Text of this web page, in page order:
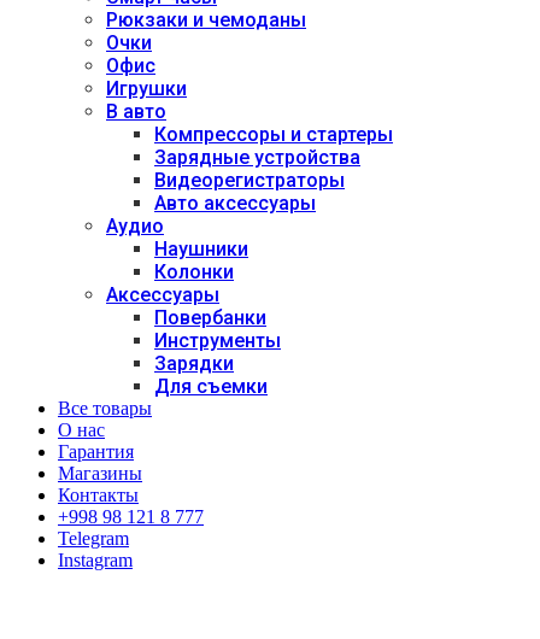
Рюкзаки и чемоданы
Очки
Офис
Игрушки
В авто
Компрессоры и стартеры
Зарядные устройства
Видеорегистраторы
Авто аксессуары
Аудио
Наушники
Колонки
Аксессуары
Повербанки
Инструменты
Зарядки
Для съемки
Все товары
О нас
Гарантия
Магазины
Контакты
+998 98 121 8 777
Telegram
Instagram